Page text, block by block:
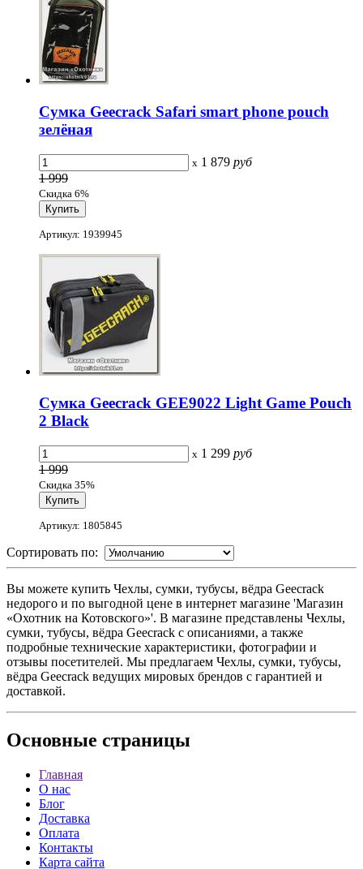
Сумка Geecrack Safari smart phone pouch
зелёная
x 1 879 руб
1 999
Скидка 6%
Артикул: 1939945
Сумка Geecrack GEE9022 Light Game Pouch
2 Black
x 1 299 руб
1 999
Скидка 35%
Артикул: 1805845
Сортировать по:
Вы можете купить Чехлы, сумки, тубусы, вёдра Geecrack
недорого и по выгодной цене в интернет магазине 'Магазин
«Охотник на Котовского»'. В магазине представлены Чехлы,
сумки, тубусы, вёдра Geecrack с описаниями, а также
подробные технические характеристики, фотографии и
отзывы посетителей. Мы предлагаем Чехлы, сумки, тубусы,
вёдра Geecrack ведущих мировых брендов с гарантией и
доставкой.
Основные страницы
Главная
О нас
Блог
Доставка
Оплата
Контакты
Карта сайта